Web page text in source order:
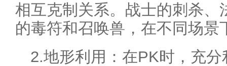
相互克制关系。战士的刺杀、
的毒符和召唤兽，在不同场景
2.地形利用：在PK时，充